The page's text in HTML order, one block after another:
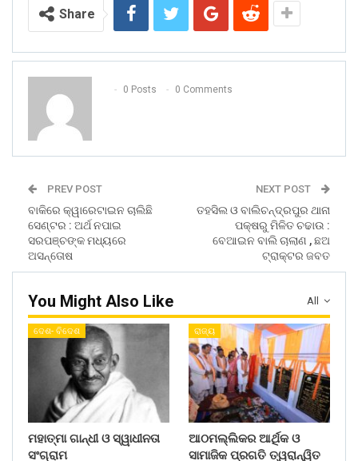
Share
0 Posts 0 Comments
PREV POST
ବାକିରେ କ୍ୱାରେଟାଇନ ଚାଲିଛି
ସେଣ୍ଟର : ଅର୍ଥ ନପାଇ
ସରପଞ୍ଚଙ୍କ ମଧ୍ୟରେ
ଅସନ୍ତୋଷ
NEXT POST
ତହସିଲ ଓ ବାଲିଚନ୍ଦ୍ରପୁର ଥାନା
ପକ୍ଷରୁ ମିଳିତ ଚଢାଉ :
ବେଆଇନ ବାଲି ଚାଲାଣ , ଛଅ
ଟ୍ରାକ୍ଟର ଜବତ
All
You Might Also Like
ଦେଶ- ବିଦେଶ
ମହାତ୍ମା ଗାନ୍ଧୀ ଓ ସ୍ୱାଧୀନତା
ସଂଗ୍ରାମ
ରାଜ୍ୟ
ଆଠମଲ୍ଲିକର ଆର୍ଥିକ ଓ
ସାମାଜିକ ପ୍ରଗତି ତ୍ୱରାନ୍ୱିତ